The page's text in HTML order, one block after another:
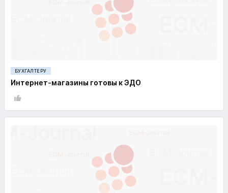
БУХГАЛТЕРУ
Интернет-магазины готовы к ЭДО